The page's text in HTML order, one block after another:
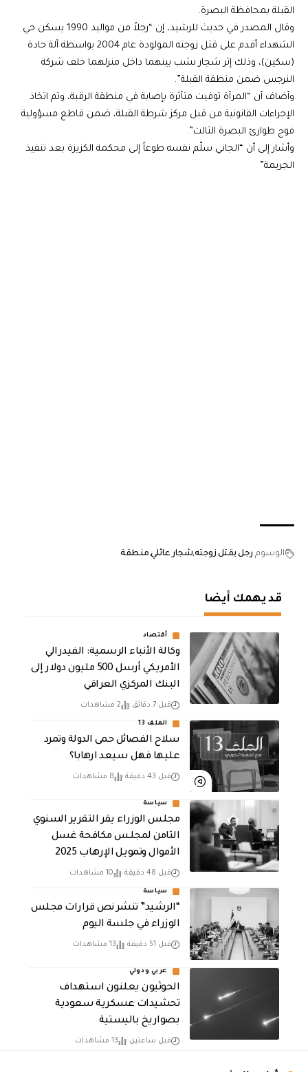
القبلة بمحافظة البصرة.
وقال المصدر في حديث للرشيد، إن “رجلاً من مواليد 1990 يسكن حي
الشهداء أقدم على قتل زوجته المولودة عام 2004 بواسطة آلة حادة
(سكين)، وذلك إثر شجار نشب بينهما داخل منزلهما خلف شركة
النرجس ضمن منطقة القبلة”.
وأضاف أن “المرأة توفيت متأثرة بإصابة في منطقة الرقبة، وتم اتخاذ
الإجراءات القانونية من قبل مركز شرطة القبلة، ضمن قاطع مسؤولية
فوج طوارئ البصرة الثالث”.
وأشار إلى أن “الجاني سلّم نفسه طوعاً إلى محكمة الكزيزة بعد تنفيذ
الجريمة”
الوسوم رجل يقتل زوجتهشجار عائلي منطقة
قد يهمك أيضا
أقتصاد
وكالة الأنباء الرسمية: الفيدرالي
الأمريكي أرسل 500 مليون دولار إلى
البنك المركزي العراقي
قبل 7 دقائق 2 مشاهدات
الملف 13
سلاح الفصائل حمى الدولة وتمرد
عليها فهل سيعد ارهابا؟
قبل 43 دقيقة 8 مشاهدات
سياسة
مجلس الوزراء يقر التقرير السنوي
الثامن لمجلـس مكافحة غسل
الأموال وتمويـل الإرهـاب 2025
قبل 48 دقيقة 10 مشاهدات
سياسة
“الرشيد” تنشر نص قرارات مجلس
الوزراء في جلسة اليوم
قبل 51 دقيقة 13 مشاهدات
عربي ودولي
الحوثيون يعلنون استهداف
تحشيدات عسكرية سعودية
بصواريخ باليستية
قبل ساعتين 13 مشاهدات